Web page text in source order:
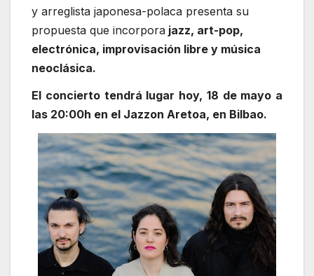
y arreglista japonesa-polaca presenta su
propuesta que incorpora jazz, art-pop,
electrónica, improvisación libre y música
neoclásica.
El concierto tendrá lugar hoy, 18 de mayo a
las 20:00h en el Jazzon Aretoa, en Bilbao.